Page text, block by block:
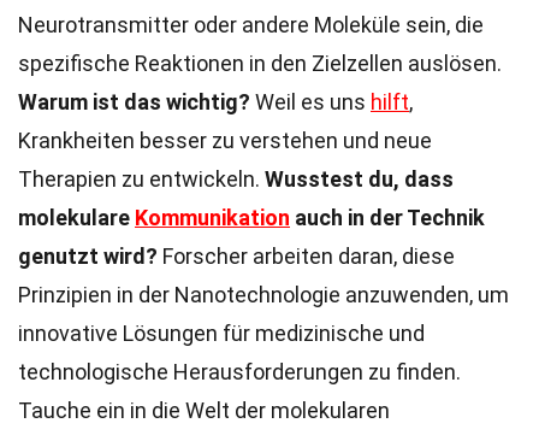
Neurotransmitter oder andere Moleküle sein, die
spezifische Reaktionen in den Zielzellen auslösen.
Warum ist das wichtig? Weil es uns hilft,
Krankheiten besser zu verstehen und neue
Therapien zu entwickeln. Wusstest du, dass
molekulare Kommunikation auch in der Technik
genutzt wird? Forscher arbeiten daran, diese
Prinzipien in der Nanotechnologie anzuwenden, um
innovative Lösungen für medizinische und
technologische Herausforderungen zu finden.
Tauche ein in die Welt der molekularen